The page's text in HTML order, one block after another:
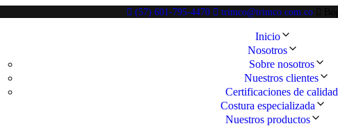
(57) 601-795-4470 trimco@trimco.com.co
Inicio
Nosotros
Sobre nosotros
Nuestros clientes
Certificaciones de calidad
Costura especializada
Nuestros productos